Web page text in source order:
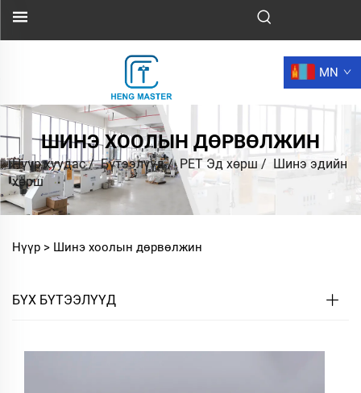
MN
ШИНЭ ХООЛЫН ДӨРВӨЛЖИН
Нүүр хуудас/Бүтээлүүд/PET Эд хөрш / Шинэ эдийн
хөрш
Нүүр > Шинэ хоолын дөрвөлжин
БҮХ БҮТЭЭЛҮҮД